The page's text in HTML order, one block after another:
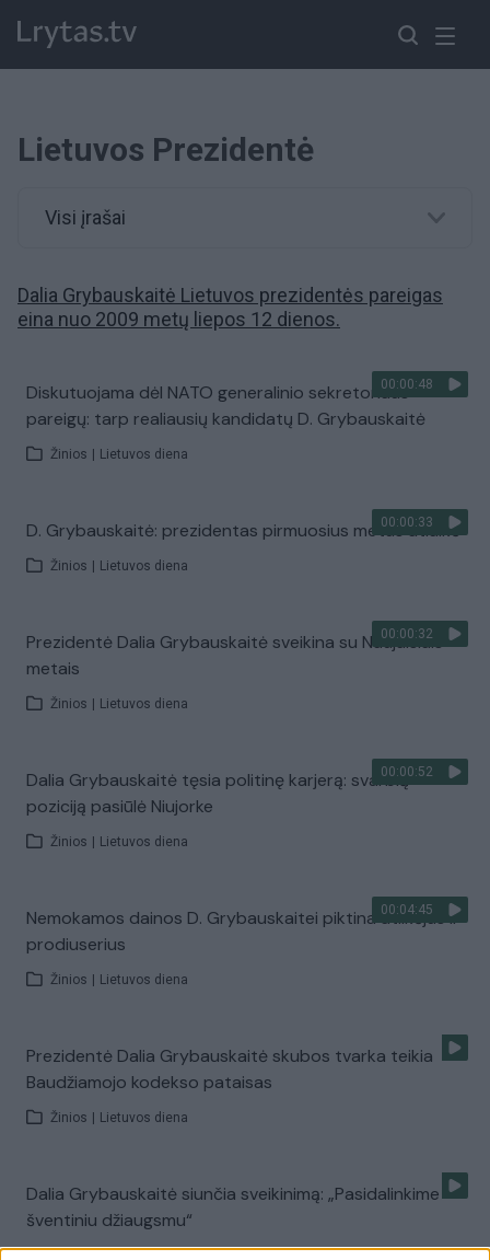
Lietuvos Prezidentė
Visi įrašai
Dalia Grybauskaitė Lietuvos prezidentės pareigas
eina nuo 2009 metų liepos 12 dienos.
00:00:48
Diskutuojama dėl NATO generalinio sekretoriaus
pareigų: tarp realiausių kandidatų D. Grybauskaitė
Žinios Lietuvos diena
00:00:33
D. Grybauskaitė: prezidentas pirmuosius metus atlaikė
Žinios Lietuvos diena
00:00:32
Prezidentė Dalia Grybauskaitė sveikina su Naujaisiais
metais
Žinios Lietuvos diena
00:00:52
Dalia Grybauskaitė tęsia politinę karjerą: svarbią
poziciją pasiūlė Niujorke
Žinios Lietuvos diena
00:04:45
Nemokamos dainos D. Grybauskaitei piktina atlikėjus ir
prodiuserius
Žinios Lietuvos diena
Prezidentė Dalia Grybauskaitė skubos tvarka teikia
Baudžiamojo kodekso pataisas
Žinios Lietuvos diena
Dalia Grybauskaitė siunčia sveikinimą: „Pasidalinkime
šventiniu džiaugsmu“